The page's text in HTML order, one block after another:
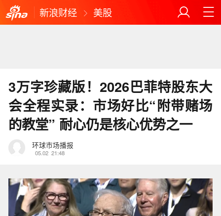
新浪财经 美股
3万字珍藏版！2026巴菲特股东大
会全程实录：市场好比“附带赌场
的教堂” 耐心仍是核心优势之一
环球市场播报
05.02 21:48